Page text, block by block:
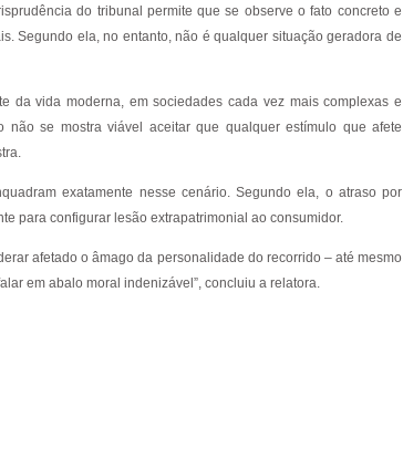
do tribunal permite que se observe o fato concreto e
Segundo ela, no entanto, não é qualquer situação geradora de
da vida moderna, em sociedades cada vez mais complexas e
se mostra viável aceitar que qualquer estímulo que afete
exatamente nesse cenário. Segundo ela, o atraso por
para configurar lesão extrapatrimonial ao consumidor.
afetado o âmago da personalidade do recorrido – até mesmo
em abalo moral indenizável”, concluiu a relatora.